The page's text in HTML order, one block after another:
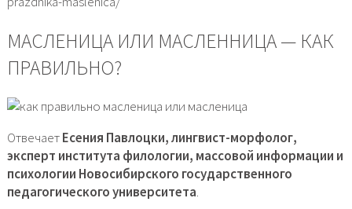
МАСЛЕНИЦА ИЛИ МАСЛЕННИЦА — КАК
ПРАВИЛЬНО?
ОтвечаетЕсения Павлоцки, лингвист-морфолог,
эксперт института филологии, массовой информации и
психологии Новосибирского государственного
педагогического университета.